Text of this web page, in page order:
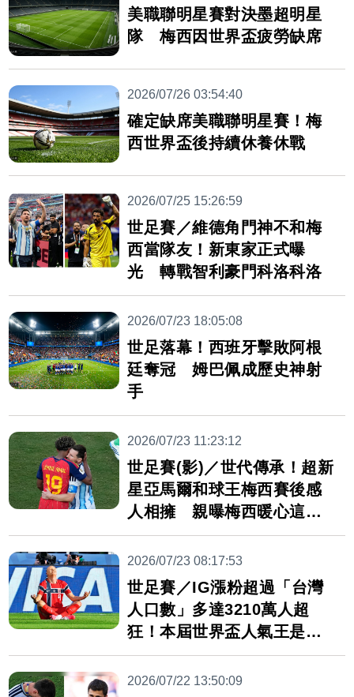
美職聯明星賽對決墨超明星
隊 梅西因世界盃疲勞缺席
2026/07/26 03:54:40
確定缺席美職聯明星賽！梅
西世界盃後持續休養休戰
2026/07/25 15:26:59
世足賽／維德角門神不和梅
西當隊友！新東家正式曝
光 轉戰智利豪門科洛科洛
2026/07/23 18:05:08
世足落幕！西班牙擊敗阿根
廷奪冠 姆巴佩成歷史神射
手
2026/07/23 11:23:12
世足賽(影)／世代傳承！超新
星亞馬爾和球王梅西賽後感
人相擁 親曝梅西暖心這番
話
2026/07/23 08:17:53
世足賽／IG漲粉超過「台灣
人口數」多達3210萬人超
狂！本屆世界盃人氣王是
「他」
2026/07/22 13:50:09